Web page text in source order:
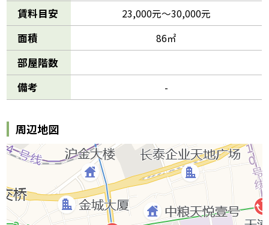
賃料目安 23,000元～30,000元
面積 86㎡
部屋階数
備考
-
周辺地図